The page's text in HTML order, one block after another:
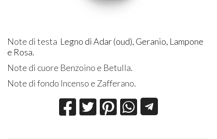
Note di testa Legno di Adar (oud), Geranio, Lampone
e Rosa.
Note di cuore Benzoino e Betulla.
Note di fondo Incenso e Zafferano.